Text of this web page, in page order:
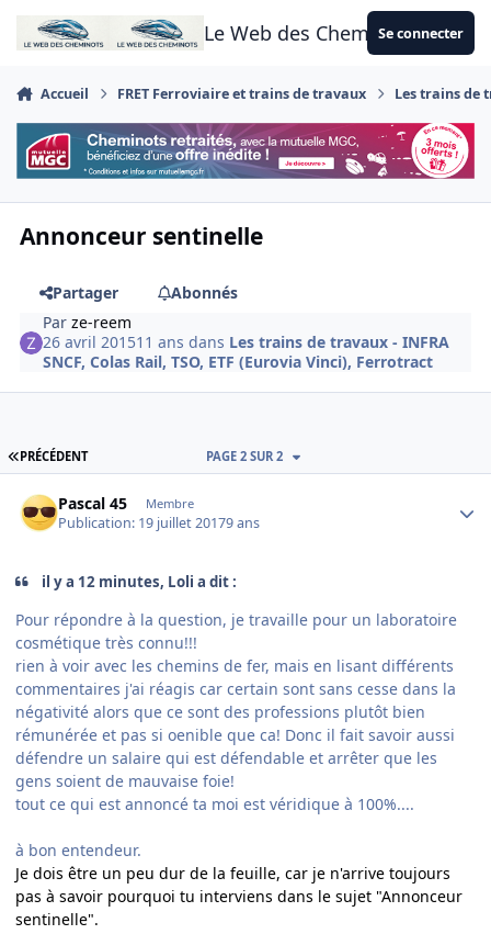
Aller au contenu
Le Web des CheminotsSe connecter
Accueil FRET Ferroviaire et trains de travaux Les trains de
Annonceur sentinelle
Partager
Abonnés
Parze-reem
26 avril 201511 ans dans Les trains de travaux - INFRA
SNCF, Colas Rail, TSO, ETF (Eurovia Vinci), Ferrotract
PREMIÈRE PAGE
PRÉCÉDENT PAGE 2 SUR 2
Pascal 45 Membre
Publication: 19 juillet 20179 ans
il y a 12 minutes, Loli a dit :
Pour répondre à la question, je travaille pour un laboratoire
cosmétique très connu!!!
rien à voir avec les chemins de fer, mais en lisant différents
commentaires j'ai réagis car certain sont sans cesse dans la
négativité alors que ce sont des professions plutôt bien
rémunérée et pas si oenible que ca! Donc il fait savoir aussi
défendre un salaire qui est défendable et arrêter que les
gens soient de mauvaise foie!
tout ce qui est annoncé ta moi est véridique à 100%....
à bon entendeur.
Je dois être un peu dur de la feuille, car je n'arrive toujours
pas à savoir pourquoi tu interviens dans le sujet "Annonceur
sentinelle".